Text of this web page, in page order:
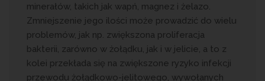
minerałów, takich jak wapń, magnez i żelazo.
Zmniejszenie jego ilości może prowadzić do wielu
problemów, jak np. zwiększona proliferacja
bakterii, zarówno w żołądku, jak i w jelicie, a to z
kolei przekłada się na zwiększone ryzyko infekcji
przewodu żołądkowo-jelitowego, wywołanych